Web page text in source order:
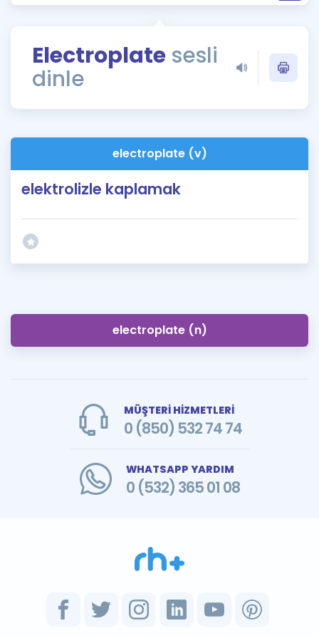
Rehberlik Aracı
ÖSYM Sınav Takvimi
Kampanyalar
Blog
İngilizce Gramer
Electroplate sesli
dinle
electroplate (v)
elektrolizle kaplamak
electroplate (n)
MÜŞTERİ HİZMETLERİ
0 (850) 532 74 74
WHATSAPP YARDIM
0 (532) 365 01 08